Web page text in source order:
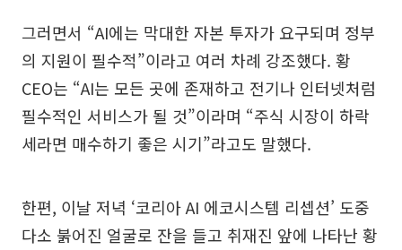
그러면서 “AI에는 막대한 자본 투자가 요구되며 정부
의 지원이 필수적”이라고 여러 차례 강조했다. 황
CEO는 “AI는 모든 곳에 존재하고 전기나 인터넷처럼
필수적인 서비스가 될 것”이라며 “주식 시장이 하락
세라면 매수하기 좋은 시기”라고도 말했다.
한편, 이날 저녁 ‘코리아 AI 에코시스템 리셉션’ 도중
다소 붉어진 얼굴로 잔을 들고 취재진 앞에 나타난 황